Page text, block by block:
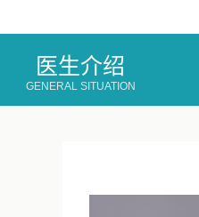
医生介绍
GENERAL SITUATION